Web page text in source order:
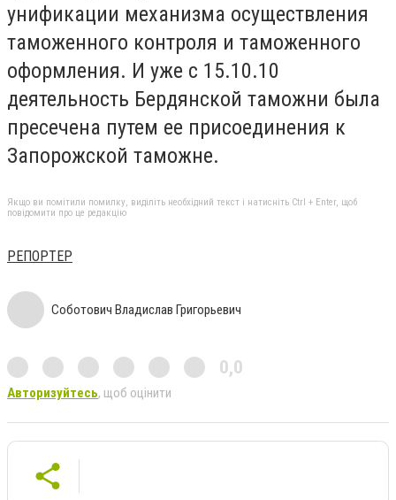
унификации механизма осуществления
таможенного контроля и таможенного
оформления. И уже с 15.10.10
деятельность Бердянской таможни была
пресечена путем ее присоединения к
Запорожской таможне.
Якщо ви помітили помилку, виділіть необхідний текст і натисніть Ctrl + Enter, щоб
повідомити про це редакцію
РЕПОРТЕР
Соботович Владислав Григорьевич
0,0
Авторизуйтесь, щоб оцінити